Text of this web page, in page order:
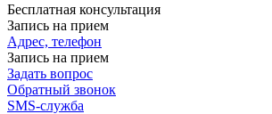
Бесплатная консультация
Запись на прием
Адрес, телефон
Запись на прием
Задать вопрос
Обратный звонок
SMS-служба